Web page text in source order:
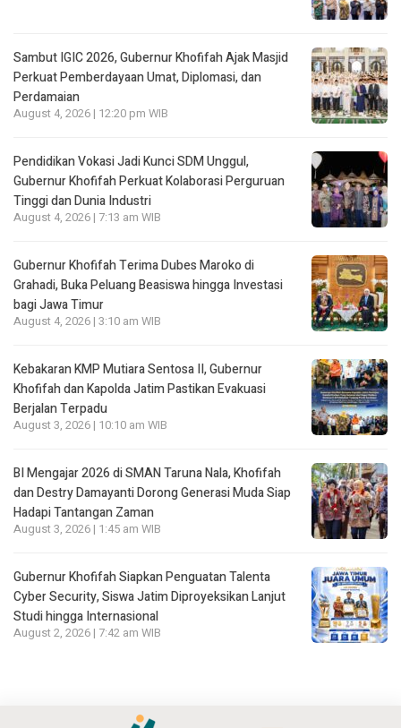
Sambut IGIC 2026, Gubernur Khofifah Ajak Masjid
Perkuat Pemberdayaan Umat, Diplomasi, dan
Perdamaian
August 4, 2026 | 12:20 pm WIB
Pendidikan Vokasi Jadi Kunci SDM Unggul,
Gubernur Khofifah Perkuat Kolaborasi Perguruan
Tinggi dan Dunia Industri
August 4, 2026 | 7:13 am WIB
Gubernur Khofifah Terima Dubes Maroko di
Grahadi, Buka Peluang Beasiswa hingga Investasi
bagi Jawa Timur
August 4, 2026 | 3:10 am WIB
Kebakaran KMP Mutiara Sentosa II, Gubernur
Khofifah dan Kapolda Jatim Pastikan Evakuasi
Berjalan Terpadu
August 3, 2026 | 10:10 am WIB
BI Mengajar 2026 di SMAN Taruna Nala, Khofifah
dan Destry Damayanti Dorong Generasi Muda Siap
Hadapi Tantangan Zaman
August 3, 2026 | 1:45 am WIB
Gubernur Khofifah Siapkan Penguatan Talenta
Cyber Security, Siswa Jatim Diproyeksikan Lanjut
Studi hingga Internasional
August 2, 2026 | 7:42 am WIB